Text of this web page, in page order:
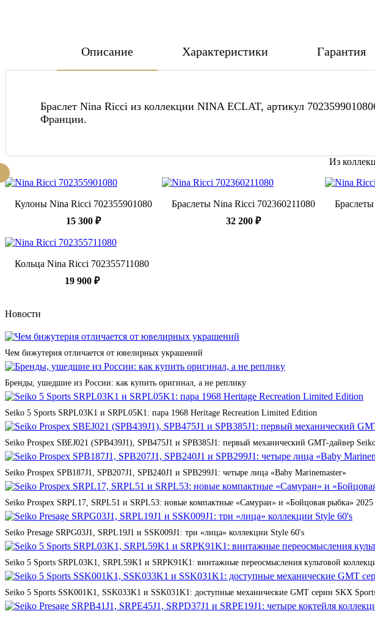
Описание Характеристики Гарантия
Браслет Nina Ricci из коллекции NINA ECLAT, артикул
Франции.
Из
Кулоны Nina Ricci 702355901080
15 300 ₽
Браслеты Nina Ricci 702360211080
32 200 ₽
Кольца Nina Ricci 702355711080
19 900 ₽
Новости
Чем бижутерия отличается от ювелирных украшений
Бренды, ушедшие из России: как купить оригинал, а не реплику
Seiko 5 Sports SRPL03K1 и SRPL05K1: пара 1968 Heritage Recreation Limited Edition
Seiko Prospex SBEJ021 (SPB439J1), SPB475J1 и SPB385J1: первый механический GMT-дайвер
Seiko Prospex SPB187J1, SPB207J1, SPB240J1 и SPB299J1: четыре лица «Baby Marinemaster»
Seiko Prospex SRPL17, SRPL51 и SRPL53: новые компактные «Самураи» и «Бойцовая рыбка» 2025
Seiko Presage SRPG03J1, SRPL19J1 и SSK009J1: три «лица» коллекции Style 60's
Seiko 5 Sports SRPL03K1, SRPL59K1 и SRPK91K1: винтажные переосмысления культовой
Seiko 5 Sports SSK001K1, SSK033K1 и SSK031K1: доступные механические GMT серии SKX